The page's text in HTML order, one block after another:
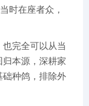
时在座者众，
完全可以从当
本源，深耕家
础种鸽，排除外